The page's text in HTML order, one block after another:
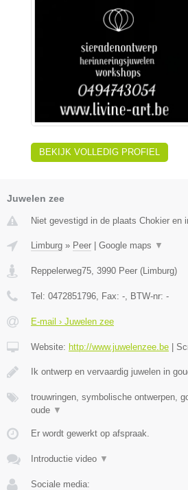
BEKIJK VOLLEDIG PROFIEL
Juwelen zee
Niet gevestigd in de plaats Chokier en
Limburg » Peer | Google maps ▼
Reppelerweg75 3990 Peer (Limburg)
Tel: 0472851796 , Fax: - , BTW-nr: -
E-mail › Juwelen zee
Website: http://www.juwelenzee.be |
Ik ontwerp en vervaardig juwelen in
trouwringen, symbolische ontwerpen,
oude ▼
Er wordt gewerkt op afspraak.
Introductie video ▼
Sociale media: